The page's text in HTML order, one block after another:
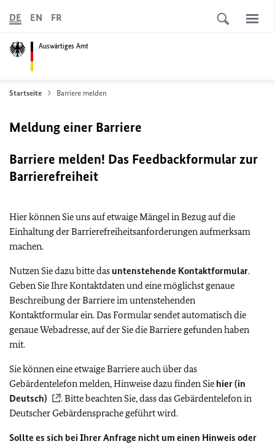
Auswärtiges Amt
DE EN FR
Startseite Barriere melden
Meldung einer Barriere
Barriere melden! Das Feedbackformular zur
Barrierefreiheit
Hier können Sie uns auf etwaige Mängel in Bezug auf die
Einhaltung der Barrierefreiheitsanforderungen aufmerksam
machen.
Nutzen Sie dazu bitte das untenstehende Kontaktformular.
Geben Sie Ihre Kontaktdaten und eine möglichst genaue
Beschreibung der Barriere im untenstehenden
Kontaktformular ein. Das Formular sendet automatisch die
genaue Webadresse, auf der Sie die Barriere gefunden haben
mit.
Sie können eine etwaige Barriere auch über das
Gebärdentelefon melden, Hinweise dazu finden Sie hier (in
Deutsch)
. Bitte beachten Sie, dass das Gebärdentelefon in
Deutscher Gebärdensprache geführt wird.
Sollte es sich bei Ihrer Anfrage nicht um einen Hinweis oder